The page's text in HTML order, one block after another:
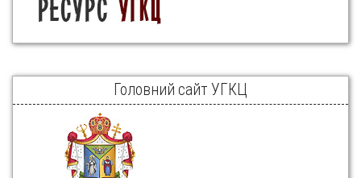
Головний сайт УГКЦ